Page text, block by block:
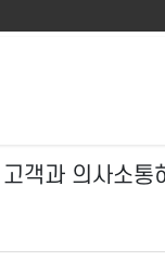
객과 의사소